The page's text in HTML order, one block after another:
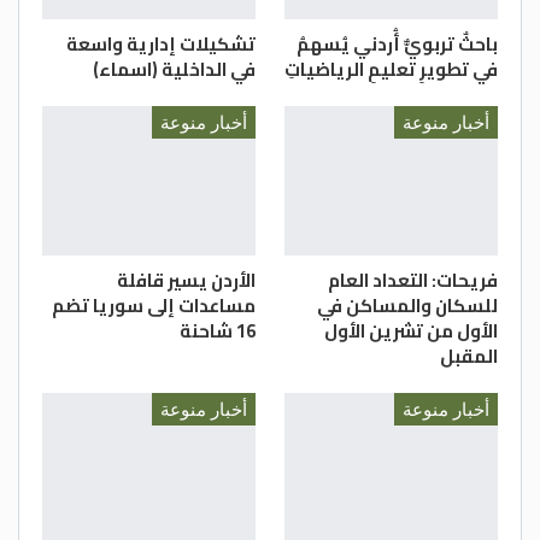
باحثٌ تربويٌّ أُردني يُسهمُ
في تطويرِ تعليمِ الرياضياتِ
تشكيلات إدارية واسعة
في الداخلية (اسماء)
أخبار منوعة
فريحات: التعداد العام
للسكان والمساكن في
الأول من تشرين الأول
المقبل
أخبار منوعة
الأردن يسير قافلة
مساعدات إلى سوريا تضم
16 شاحنة
أخبار منوعة أخبار منوعة